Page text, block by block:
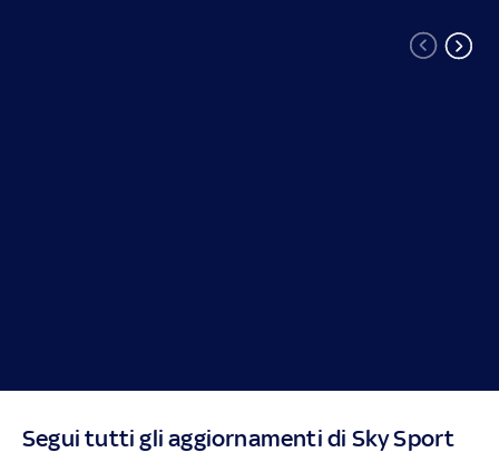
Segui tutti gli aggiornamenti di Sky Sport